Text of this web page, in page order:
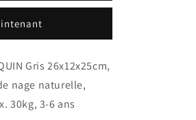
Gris 26x12x25cm,
nage naturelle,
30kg, 3-6 ans